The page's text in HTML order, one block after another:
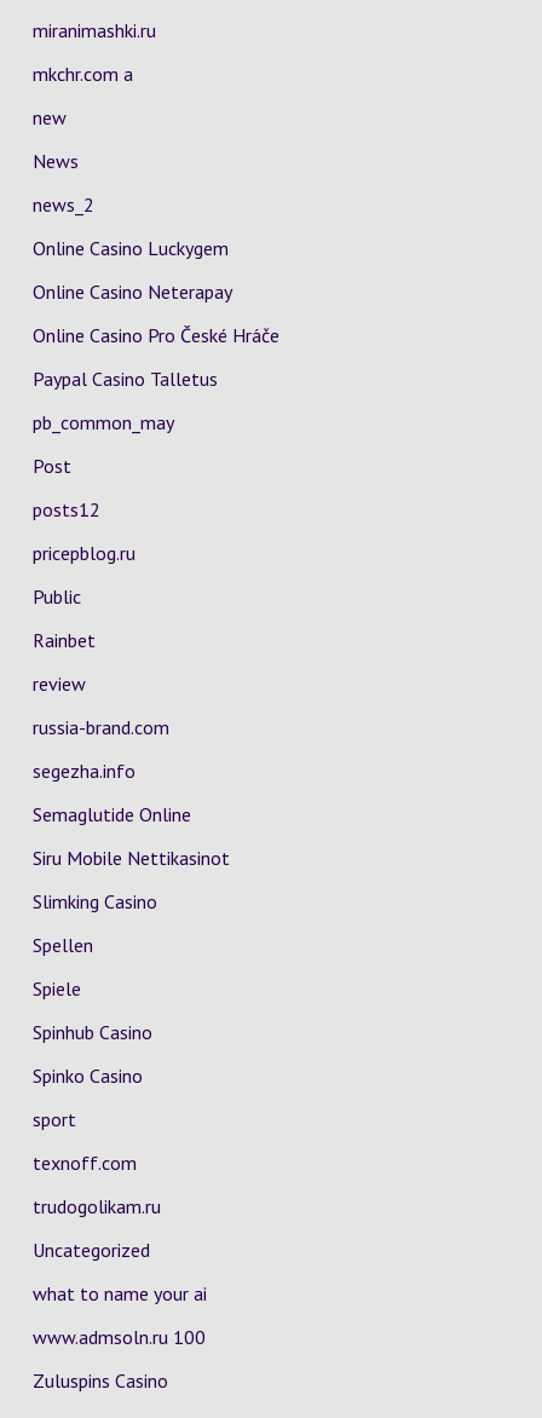
miranimashki.ru
mkchr.com a
new
News
news_2
Online Casino Luckygem
Online Casino Neterapay
Online Casino Pro České Hráče
Paypal Casino Talletus
pb_common_may
Post
posts12
pricepblog.ru
Public
Rainbet
review
russia-brand.com
segezha.info
Semaglutide Online
Siru Mobile Nettikasinot
Slimking Casino
Spellen
Spiele
Spinhub Casino
Spinko Casino
sport
texnoff.com
trudogolikam.ru
Uncategorized
what to name your ai
www.admsoln.ru 100
Zuluspins Casino